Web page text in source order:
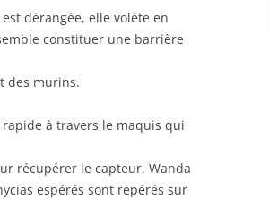
dérangée, elle volète en
constituer une barrière
des murins.
à travers le maquis qui
récupérer le capteur, Wanda
espérés sont repérés sur